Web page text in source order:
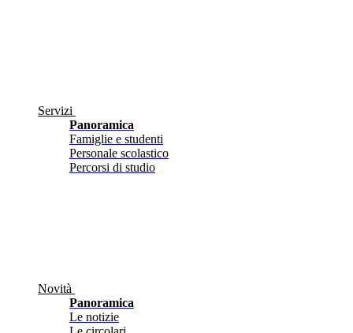
Servizi
Panoramica
Famiglie e studenti
Personale scolastico
Percorsi di studio
Novità
Panoramica
Le notizie